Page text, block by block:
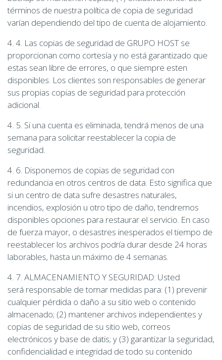
términos de nuestra política de copia de seguridad
varían dependiendo del tipo de cuenta de alojamiento.
4. 4. Las copias de seguridad de GRUPO HOST se
proporcionan como cortesía y no está garantizado que
estas sean libre de errores, o que siempre esten
disponibles. Los clientes son responsables de generar
sus propias copias de seguridad para protección
adicional.
4. 5. Si una cuenta es eliminada, tendrá menos de una
semana para solicitar reestablecer la copia de
seguridad.
4. 6. Disponemos de copias de seguridad con
redundancia en otros centros de data. Esto significa que
si un centro de data sufre desastres naturales,
incendios, explosión u otro tipo de daño, tendremos
disponibles opciones para restaurar el servicio. En caso
de fuerza mayor, o desastres inesperados el tiempo de
reestablecer los archivos podría durar desde 24 horas
laborables, hasta un máximo de 4 semanas.
4. 7. ALMACENAMIENTO Y SEGURIDAD: Usted
será responsable de tomar medidas para: (1) prevenir
cualquier pérdida o daño a su sitio web o contenido
almacenado; (2) mantener archivos independientes y
copias de seguridad de su sitio web, correos
electrónicos y base de datis; y (3) garantizar la seguridad,
confidencialidad e integridad de todo su contenido